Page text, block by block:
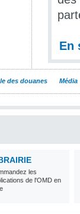
En
des douanes Média
les
de l'OMD en